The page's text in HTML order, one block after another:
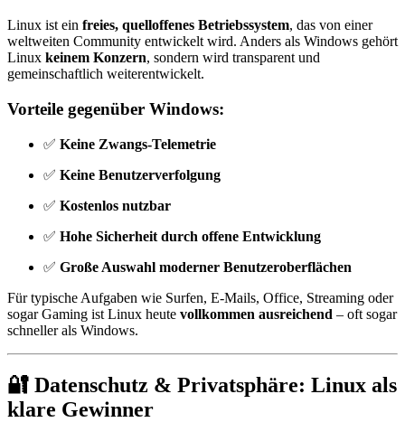
Linux ist ein freies, quelloffenes Betriebssystem, das von einer
weltweiten Community entwickelt wird. Anders als Windows gehört
Linux keinem Konzern, sondern wird transparent und
gemeinschaftlich weiterentwickelt.
Vorteile gegenüber Windows:
✅ Keine Zwangs-Telemetrie
✅ Keine Benutzerverfolgung
✅ Kostenlos nutzbar
✅ Hohe Sicherheit durch offene Entwicklung
✅ Große Auswahl moderner Benutzeroberflächen
Für typische Aufgaben wie Surfen, E-Mails, Office, Streaming oder
sogar Gaming ist Linux heute vollkommen ausreichend – oft sogar
schneller als Windows.
🔐 Datenschutz & Privatsphäre: Linux als
klare Gewinner